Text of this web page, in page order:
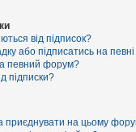
від підписок?
або підписатись на
певний форум?
підписки?
на цьому